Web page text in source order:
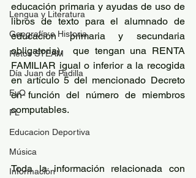
Lengua y Literatura
Geografía e Historia
Retos STEAM
Día Juan de Padilla
FyQ
PL
Educacion Deportiva
Música
Información
educación primaria y ayudas de uso de
libros de texto para el alumnado de
educación primaria y secundaria
obligatoria),  que tengan una RENTA
FAMILIAR igual o inferior a la recogida
en artículo 5 del mencionado Decreto
en función del número de miembros
computables.
Toda la información relacionada con